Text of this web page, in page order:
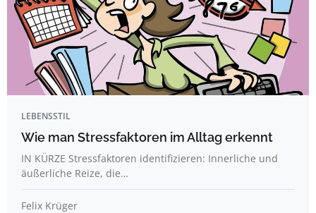
LEBENSSTIL
Wie man Stressfaktoren im Alltag erkennt
IN KÜRZE Stressfaktoren identifizieren: Innerliche und
äußerliche Reize, die…
Felix Krüger